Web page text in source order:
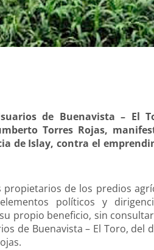
de Buenavista – El
Torres Rojas,
de Islay, contra el
propietarios de los predios
políticos y
propio beneficio, sin
de Buenavista – El Toro, del